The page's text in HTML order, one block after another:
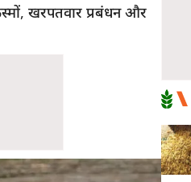
खरपतवार प्रबंधन और